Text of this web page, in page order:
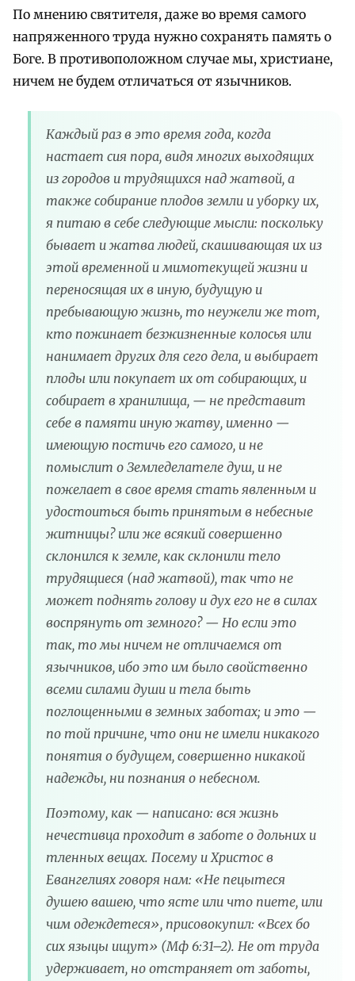
По мнению святителя, даже во время самого
напряженного труда нужно сохранять память о
Боге. В противоположном случае мы, христиане,
ничем не будем отличаться от язычников.
Каждый раз в это время года, когда
настает сия пора, видя многих выходящих
из городов и трудящихся над жатвой, а
также собирание плодов земли и уборку их,
я питаю в себе следующие мысли: поскольку
бывает и жатва людей, скашивающая их из
этой временной и мимотекущей жизни и
переносящая их в иную, будущую и
пребывающую жизнь, то неужели же тот,
кто пожинает безжизненные колосья или
нанимает других для сего дела, и выбирает
плоды или покупает их от собирающих, и
собирает в хранилища, — не представит
себе в памяти иную жатву, именно —
имеющую постичь его самого, и не
помыслит о Земледелателе душ, и не
пожелает в свое время стать явленным и
удостоиться быть принятым в небесные
житницы? или же всякий совершенно
склонился к земле, как склонили тело
трудящиеся (над жатвой), так что не
может поднять голову и дух его не в силах
воспрянуть от земного? — Но если это
так, то мы ничем не отличаемся от
язычников, ибо это им было свойственно
всеми силами души и тела быть
поглощенными в земных заботах; и это —
по той причине, что они не имели никакого
понятия о будущем, совершенно никакой
надежды, ни познания о небесном.
Поэтому, как — написано: вся жизнь
нечестивца проходит в заботе о дольних и
тленных вещах. Посему и Христос в
Евангелиях говоря нам: «Не пецытеся
душею вашею, что ясте или что пиете, или
чим одеждетеся», присовокупил: «Всех бо
сих языцы ищут» (Мф 6:31–2). Не от труда
удерживает, но отстраняет от заботы,